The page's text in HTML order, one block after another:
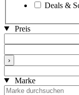
Deals &
Preis
›
Marke